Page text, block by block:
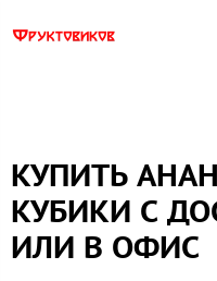
КУПИТЬ
КУБИКИ С
ИЛИ В ОФИС